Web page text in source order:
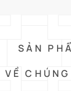
SẢN
VỀ